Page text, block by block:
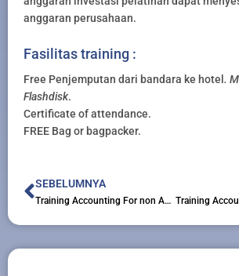
anggaran perusahaan.
Fasilitas training :
Free Penjemputan dari bandara ke hotel .
Flashdisk.
Certificate of attendance.
FREE Bag or bagpacker.
Prev
SEBELUMNYA
Training Accounting For non Accounting